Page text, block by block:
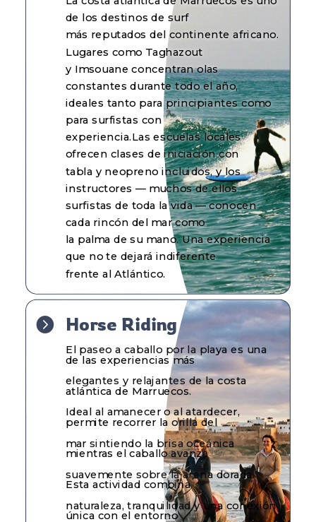
de los destinos de surf
más reputados del continente africano.
Lugares como Taghazout
y Imsouane concentran olas
constantes durante todo el año,
ideales tanto para principiantes como
para surfistas con
experiencia.Las escuelas locales
ofrecen clases de iniciación con
tabla y neopreno incluidos, y los
instructores — muchos de ellos
surfistas de toda la vida — conocen
cada rincón del mar como
la palma de su mano. Una experiencia
que no te dejará indiferente
frente al Atlántico.
 Horse Riding
El paseo a caballo por la playa es una
de las experiencias más
elegantes y relajantes de la costa
atlántica de Marruecos.
Ideal al amanecer o al atardecer,
permite recorrer la orilla del
mar sintiendo la brisa oceánica
mientras el caballo avanza
suavemente sobre la arena dorada.
Esta actividad combina
naturaleza, tranquilidad y una conexión
única con el entorno